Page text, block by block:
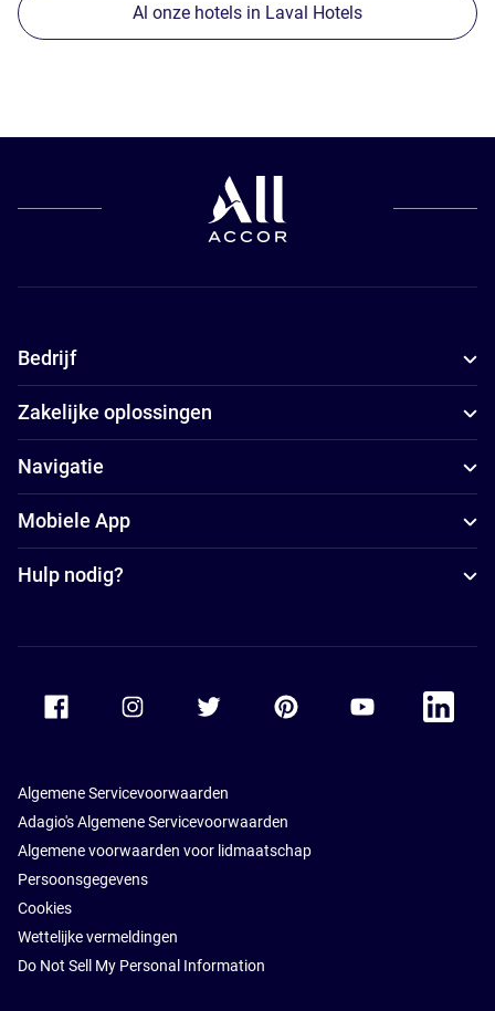
Al onze hotels in Laval Hotels
Bedrijf
Zakelijke oplossingen
Navigatie
Mobiele App
Hulp nodig?
Accor Facebook Accor TwitterAccor PinterestAccor Youtube
Accor
Algemene Servicevoorwaarden
Adagio's Algemene Servicevoorwaarden
Algemene voorwaarden voor lidmaatschap
Persoonsgegevens
Cookies
Wettelijke vermeldingen
Do Not Sell My Personal Information